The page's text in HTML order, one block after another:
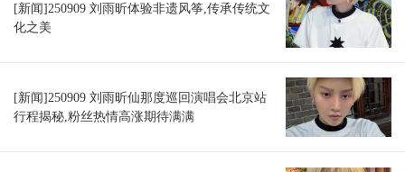
[新闻]250909 刘雨昕体验非遗风筝,传承传统文
化之美
[新闻]250909 刘雨昕仙那度巡回演唱会北京站
行程揭秘,粉丝热情高涨期待满满